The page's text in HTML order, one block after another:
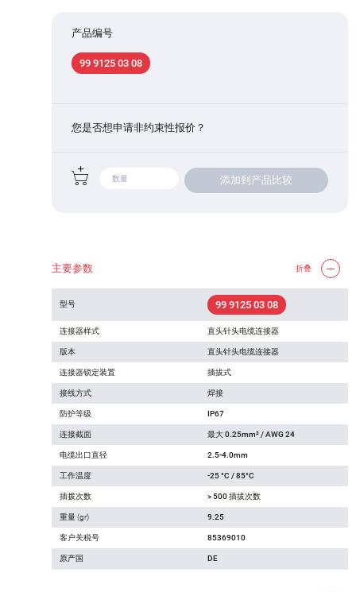
产品编号
99 9125 03 08
您是否想申请非约束性报价？
添加到产品比较
主要参数 折叠
型号 99 9125 03 08
连接器样式 直头针头电缆连接器
版本 直头针头电缆连接器
连接器锁定装置 插拔式
接线方式 焊接
防护等级 IP67
连接截面 最大 0.25mm² / AWG 24
电缆出口直径 2.5-4.0mm
工作温度 -25 °C / 85°C
插拨次数 > 500 插拔次数
重量 (gr) 9.25
客户关税号 85369010
原产国 DE